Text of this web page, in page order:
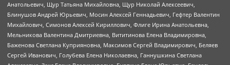
Анатольевич, Щур Татьяна Михайловна, Щур Николай Алексеевич,
Блинушов Андрей Юрьевич, Мосин Алексей Геннадьевич, Гефтер Валентин
Михайлович, Симонов Алексей Кириллович, Флиге Ирина Анатольевна,
Мельникова Валентина Дмитриевна, Вититинова Елена Владимировна,
Баженова Светлана Куприяновна, Максимов Сергей Владимирович, Беляев
Сергей Иванович, Голубева Елена Николаевна, Ганнушкина Светлана